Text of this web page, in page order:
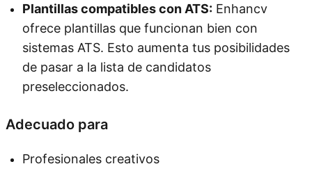
Plantillas compatibles con ATS: Enhancv
ofrece plantillas que funcionan bien con
sistemas ATS. Esto aumenta tus posibilidades
de pasar a la lista de candidatos
preseleccionados.
Adecuado para
Profesionales creativos